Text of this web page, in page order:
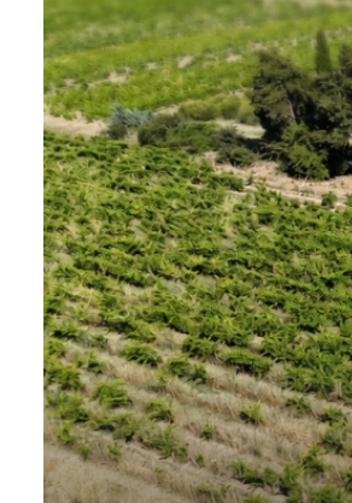
ALERTE
E-MAIL
QUI
SOMMES-
NOUS?
CONTACT